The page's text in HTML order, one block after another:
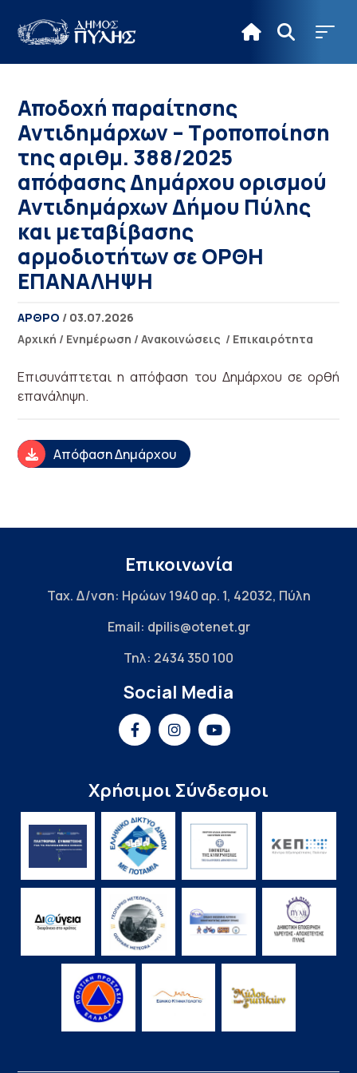
Αποδοχή παραίτησης
Αντιδημάρχων – Τροποποίηση
της αριθμ. 388/2025
απόφασης Δημάρχου ορισμού
Αντιδημάρχων Δήμου Πύλης
και μεταβίβασης
αρμοδιοτήτων σε ΟΡΘΗ
ΕΠΑΝΑΛΗΨΗ
ΑΡΘΡΟ / 03.07.2026
Αρχική / Ενημέρωση /Ανακοινώσεις / Επικαιρότητα
Επισυνάπτεται η απόφαση του Δημάρχου σε ορθή
επανάληψη.
Απόφαση Δημάρχου
Επικοινωνία
Ταχ. Δ/νση: Ηρώων 1940 αρ. 1, 42032, Πύλη
Email: dpilis@otenet.gr
Τηλ: 2434 350 100
Social Media
Χρήσιμοι Σύνδεσμοι